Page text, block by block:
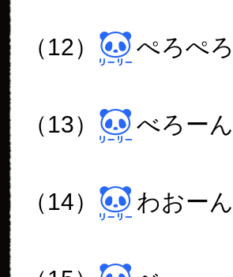
（12） ぺろぺろ
（13） べろーん
（14） わおーん